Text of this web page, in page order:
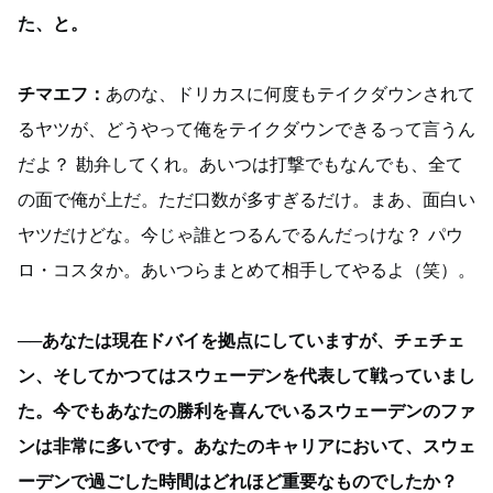
た、と。
チマエフ： あのな、ドリカスに何度もテイクダウンされて
るヤツが、どうやって俺をテイクダウンできるって言うん
だよ？ 勘弁してくれ。あいつは打撃でもなんでも、全て
の面で俺が上だ。ただ口数が多すぎるだけ。まあ、面白い
ヤツだけどな。今じゃ誰とつるんでるんだっけな？ パウ
ロ・コスタか。あいつらまとめて相手してやるよ（笑）。
──あなたは現在ドバイを拠点にしていますが、チェチェ
ン、そしてかつてはスウェーデンを代表して戦っていまし
た。今でもあなたの勝利を喜んでいるスウェーデンのファ
ンは非常に多いです。あなたのキャリアにおいて、スウェ
ーデンで過ごした時間はどれほど重要なものでしたか？